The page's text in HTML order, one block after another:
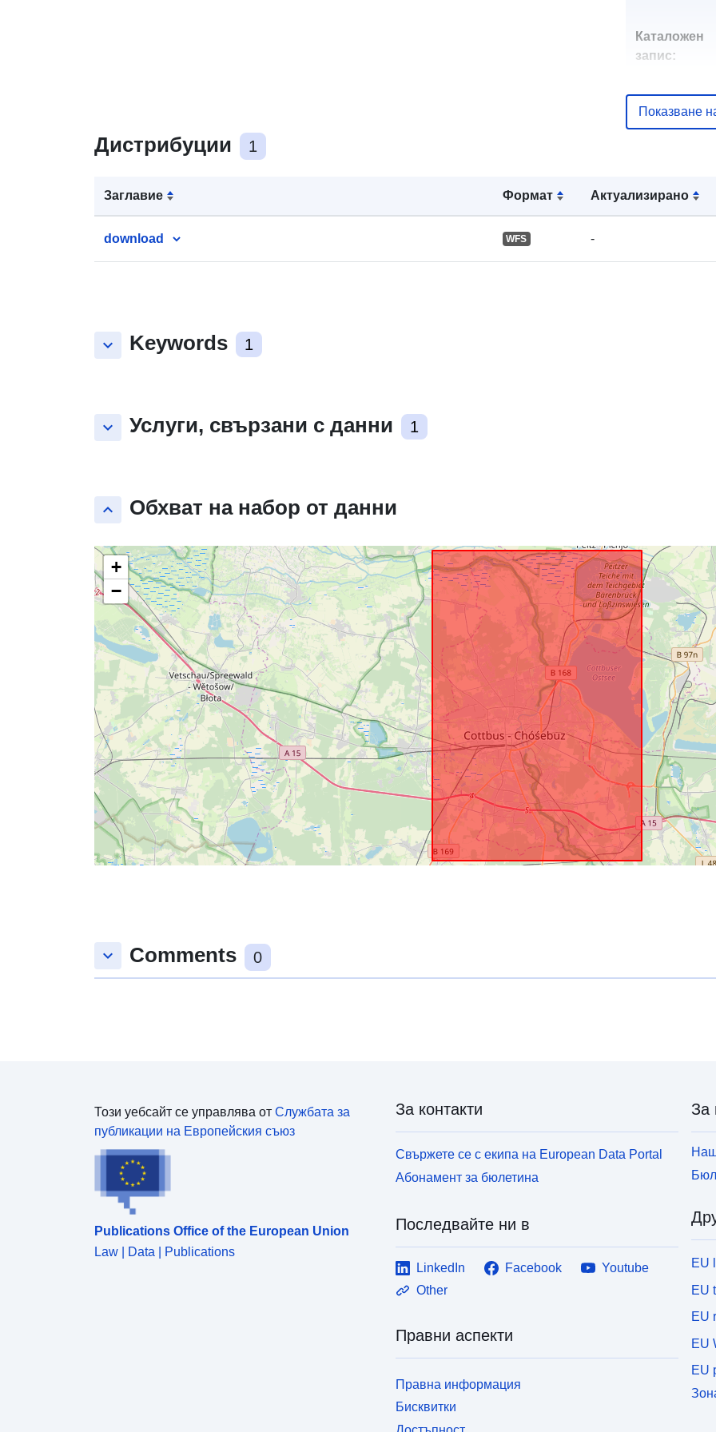
Дистрибуции 1
Заглавие Формат Актуализирано
download WFS -
keyboard_arrow_down Keywords 1
keyboard_arrow_down Услуги, свързани с данни 1
keyboard_arrow_up Обхват на набор от данни
+
−
Каталожен
запис:
и:
Показване
keyboard_arrow_down Comments 0
Този уебсайт се управлява от Службата за
публикации на Европейския съюз
Publications Office of the European Union
Law | Data | Publications
За контакти
Свържете се с екипа на European Data Portal
Абонамент за бюлетина
Последвайте ни в
LinkedIn Facebook
Youtube
Other
Правни аспекти
Правна информация
Бисквитки
За
EU
EU
EU
EU
EU